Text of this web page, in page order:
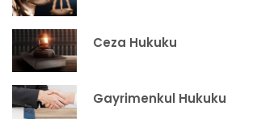
Ceza Hukuku
Gayrimenkul Hukuku